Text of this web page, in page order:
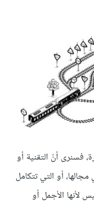
فسنرى أنّ التقنية أو
أو التي تتكامل
لأنها الأجمل أو